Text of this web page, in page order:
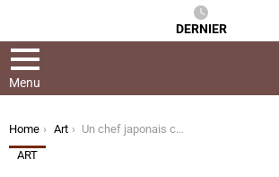
DERNIER
Menu
You are here:
Home Art
Un chef japonais confectionne des bonbons Wagashi colorés qui ressemblent à de petits oiseaux
ART